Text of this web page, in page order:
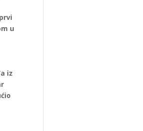
u
iz